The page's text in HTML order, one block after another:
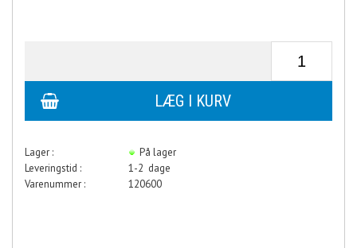
Lager :
På lager
Leveringstid :
1-2 dage
Varenummer :
120600